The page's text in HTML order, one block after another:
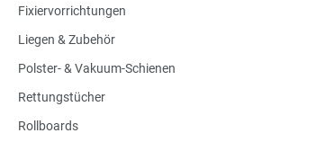
Fixiervorrichtungen
Liegen & Zubehör
Polster- & Vakuum-Schienen
Rettungstücher
Rollboards